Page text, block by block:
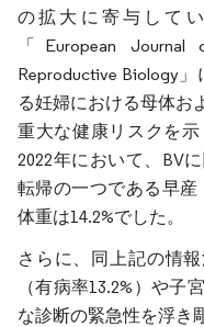
の拡大に寄与して
「European
Reproductive Biology
る妊婦における母体お
重大な健康リスクを示
2022年において、BV
転帰の一つである早産
体重は14.2%でした。
さらに、同上記の情
（有病率13.2%）や
な診断の緊急性を浮き